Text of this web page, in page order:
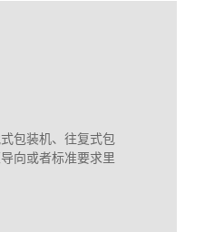
包装机、往复式包
向或者标准要求里